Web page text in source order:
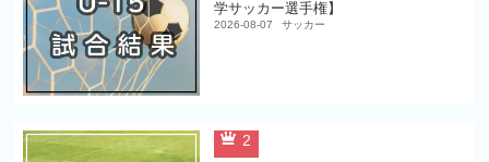
学サッカー選手権】
2026-08-07 サッカー
2